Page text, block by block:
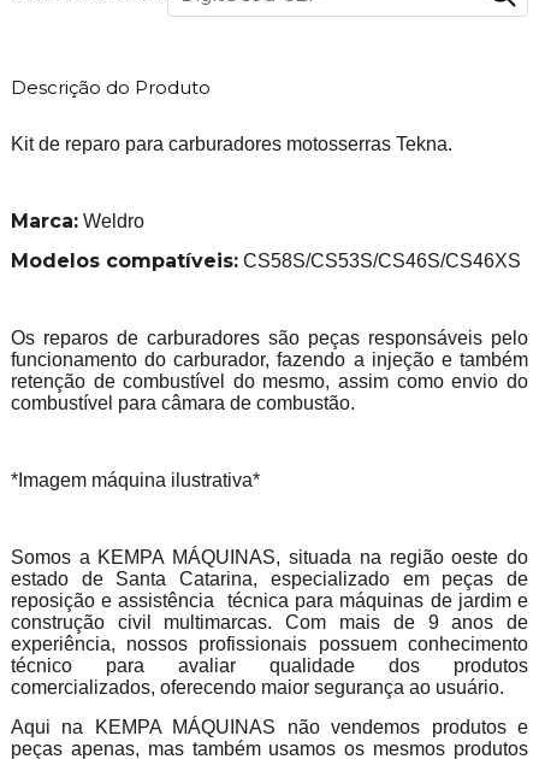
Descrição do Produto
Kit de reparo para carburadores motosserras Tekna.
Marca:Weldro
Modelos compatíveis:CS58S/CS53S/CS46S/CS46XS
Os reparos de carburadores são peças responsáveis pelo
funcionamento do carburador, fazendo a injeção e também
retenção de combustível do mesmo, assim como envio do
combustível para câmara de combustão.
*Imagem máquina ilustrativa*
Somos a KEMPA MÁQUINAS, situada na região oeste do
estado de Santa Catarina, especializado em peças de
reposição e assistência técnica para máquinas de jardim e
construção civil multimarcas. Com mais de 9 anos de
experiência, nossos profissionais possuem conhecimento
técnico para avaliar qualidade dos produtos
comercializados, oferecendo maior segurança ao usuário.
Aqui na KEMPA MÁQUINAS não vendemos produtos e
peças apenas, mas também usamos os mesmos produtos